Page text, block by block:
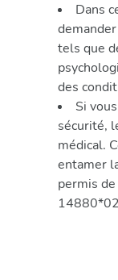
Dans
tels que
des
Si
sécurité,
médical.
entamer
permis